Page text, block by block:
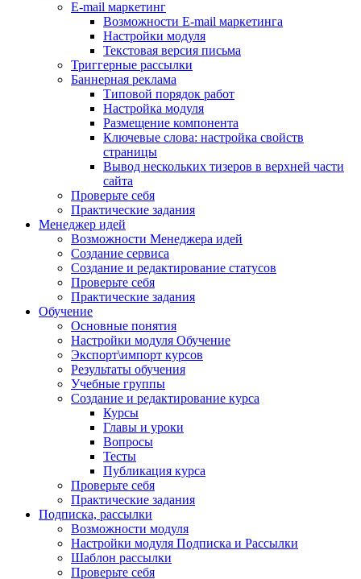
E-mail маркетинг
Возможности E-mail маркетинга
Настройки модуля
Текстовая версия письма
Триггерные рассылки
Баннерная реклама
Типовой порядок работ
Настройка модуля
Размещение компонента
Ключевые слова: настройка свойств
страницы
Вывод нескольких тизеров в верхней части
сайта
Проверьте себя
Практические задания
Менеджер идей
Возможности Менеджера идей
Создание сервиса
Создание и редактирование статусов
Проверьте себя
Практические задания
Обучение
Основные понятия
Настройки модуля Обучение
Экспорт\импорт курсов
Результаты обучения
Учебные группы
Создание и редактирование курса
Курсы
Главы и уроки
Вопросы
Тесты
Публикация курса
Проверьте себя
Практические задания
Подписка, рассылки
Возможности модуля
Настройки модуля Подписка и Рассылки
Шаблон рассылки
Проверьте себя